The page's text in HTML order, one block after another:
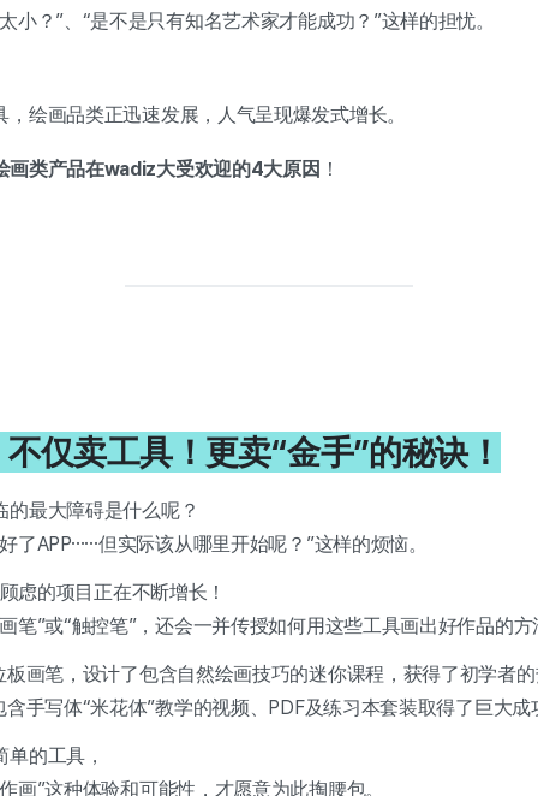
小？”、“是不是只有知名艺术家才能成功？”这样的担忧。
绘画品类正迅速发展，人气呈现爆发式增长。
画类产品在wadiz大受欢迎的4大原因 ！
仅卖工具！更卖“金手”的秘诀！
最大障碍是什么呢？
了APP……但实际该从哪里开始呢？”这样的烦恼。
虑的项目正在不断增长！
笔”或“触控笔”，还会一并传授如何用这些工具画出好作品的方
板画笔，设计了包含自然绘画技巧的迷你课程，获得了初学者
含手写体“米花体”教学的视频、PDF及练习本套装取得了巨大成
的工具，
画”这种体验和可能性，才愿意为此掏腰包。